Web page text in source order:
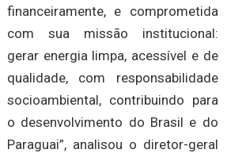
financeiramente, e comprometida
com sua missão institucional:
gerar energia limpa, acessível e de
qualidade, com responsabilidade
socioambiental, contribuindo para
o desenvolvimento do Brasil e do
Paraguai”, analisou o diretor-geral